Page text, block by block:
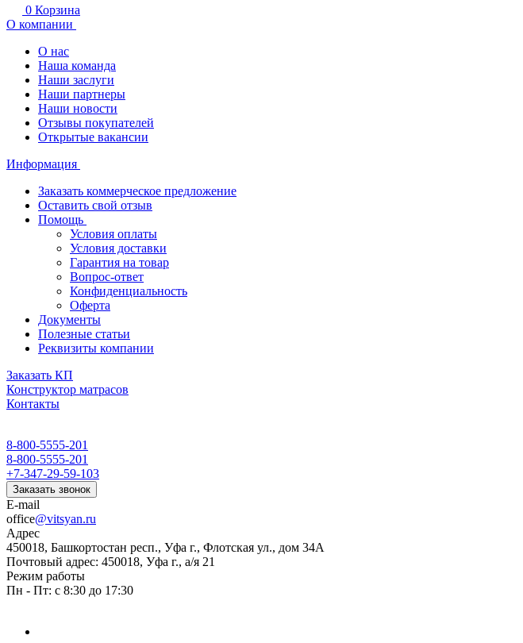
0 Корзина
О компании
О нас
Наша команда
Наши заслуги
Наши партнеры
Наши новости
Отзывы покупателей
Открытые вакансии
Информация
Заказать коммерческое предложение
Оставить свой отзыв
Помощь
Условия оплаты
Условия доставки
Гарантия на товар
Вопрос-ответ
Конфиденциальность
Оферта
Документы
Полезные статьи
Реквизиты компании
Заказать КП
Конструктор матрасов
Контакты
8-800-5555-201
8-800-5555-201
+7-347-29-59-103
Заказать звонок
E-mail
office@vitsyan.ru
Адрес
450018, Башкортостан респ., Уфа г., Флотская ул., дом 34А
Почтовый адрес: 450018, Уфа г., а/я 21
Режим работы
Пн - Пт: с 8:30 до 17:30